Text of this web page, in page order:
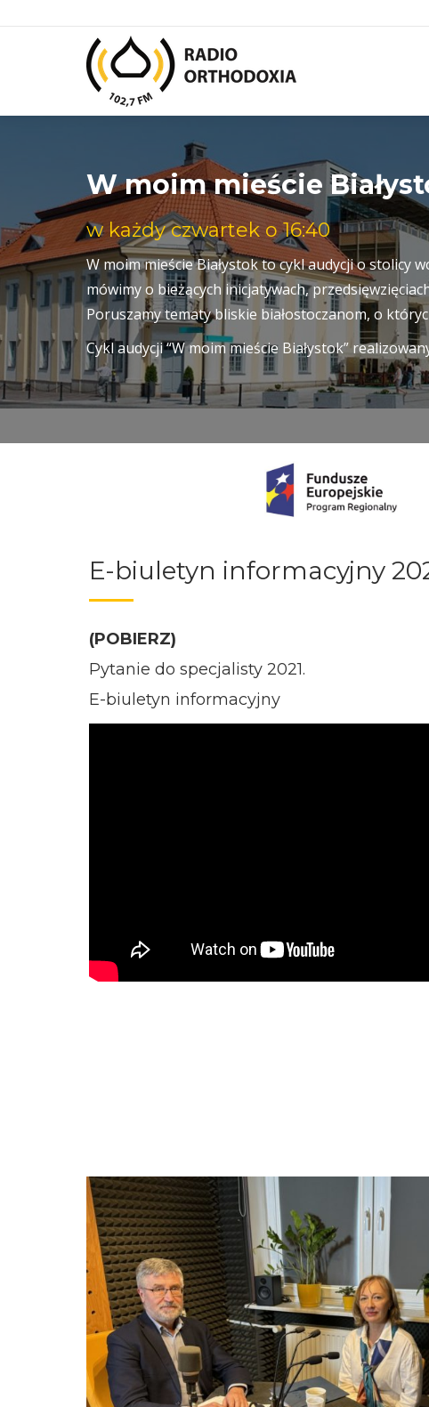
W moim mieście
w każdy czwartek o 16:40
W moim mieście Białystok to cykl audycji o stolicy
mówimy o bieżących inicjatywach,
Poruszamy tematy bliskie białostoczanom, o
Cykl audycji “W moim mieście Białystok”
E-biuletyn informacyjny
(POBIERZ)
Pytanie do specjalisty 2021.
E-biuletyn informacyjny